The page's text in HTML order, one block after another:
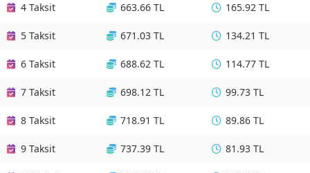
4 Taksit 663.66 TL 165.92 TL
5 Taksit 671.03 TL 134.21 TL
6 Taksit 688.62 TL 114.77 TL
7 Taksit 698.12 TL 99.73 TL
8 Taksit 718.91 TL 89.86 TL
9 Taksit 737.39 TL 81.93 TL